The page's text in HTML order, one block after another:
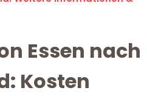
Essen nach
Kosten